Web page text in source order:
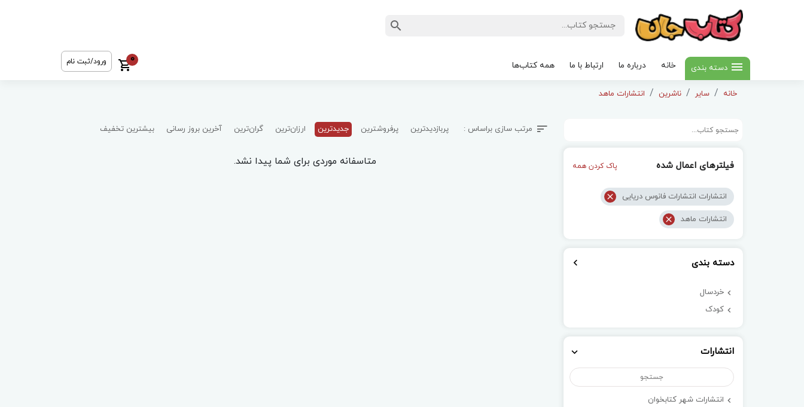
دسته بندی خانه درباره ما ارتباط با ما همه کتاب‌ها
0 ورود/ثبت نام
خانه سایر ناشرین انتشارات ماهد
فیلترهای اعمال شده پاک کردن همه
انتشارات انتشارات فانوس دریایی
انتشارات ماهد
دسته بندی
خردسال
کودک
انتشارات
انتشارات شهر کتابخوان
مرتب سازی براساس : پربازدیدترین پرفروشترین جدیدترین ارزان‌ترین گران‌ترین آخرین بروز رسانی بیشترین تخفیف
متاسفانه موردی برای شما پیدا نشد.